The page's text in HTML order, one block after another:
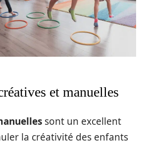
et manuelles
sont un excellent
la créativité des enfants